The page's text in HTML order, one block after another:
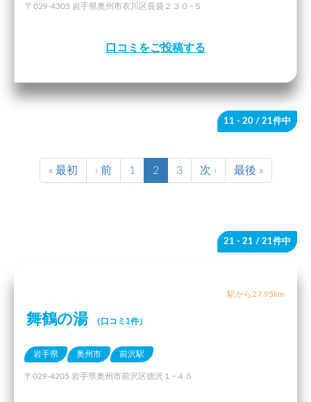
〒029-4305 岩手県奥州市衣川区長袋２３０−５
口コミをご投稿する
11 - 20 / 21件中
« 最初 ‹ 前 1 2 3 次 › 最後 »
21 - 21 / 21件中
駅から27.95km
舞鶴の湯 （口コミ1件）
岩手県 奥州市 前沢駅
〒029-4205 岩手県奥州市前沢区徳沢１−４５